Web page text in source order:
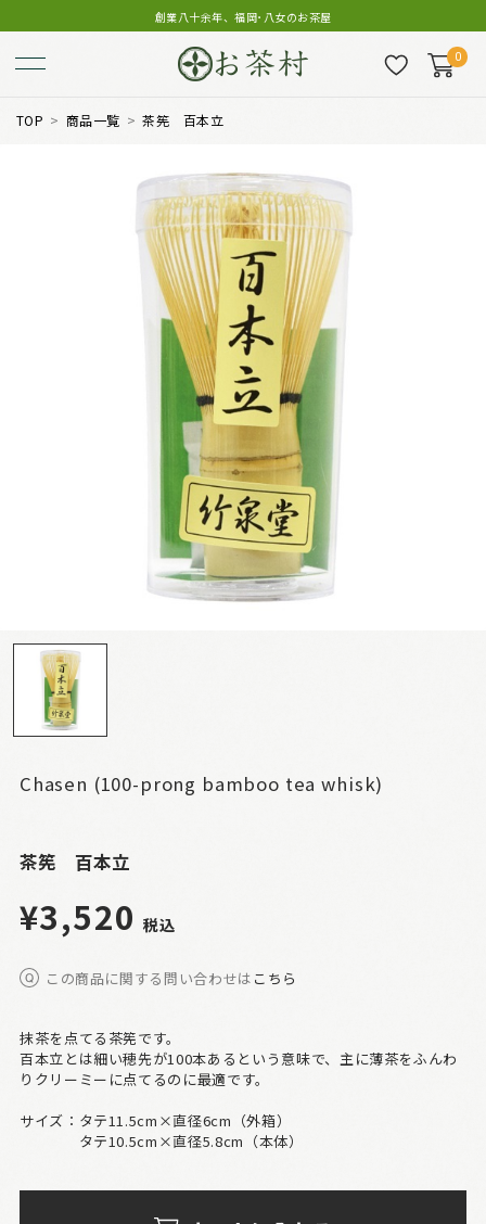
創業八十余年、福岡･八女のお茶屋
0
TOP 商品一覧 茶筅 百本立
Chasen (100-prong bamboo tea whisk)
茶筅 百本立
¥3,520 税込
この商品に関する問い合わせは こちら
抹茶を点てる茶筅です。
百本立とは細い穂先が100本あるという意味で、主に薄茶をふんわ
りクリーミーに点てるのに最適です。
サイズ：タテ11.5cm×直径6cm（外箱）
タテ10.5cm×直径5.8cm（本体）